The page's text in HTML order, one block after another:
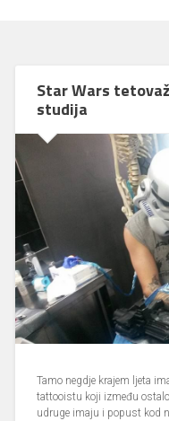
Star Wars
studija
Tamo negdje krajem ljeta
tattooistu koji između
udruge imaju i popust kod